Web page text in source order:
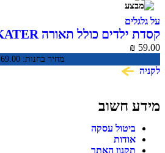
על גלגלים
קסדת ילדים כולל תאורה SKATER
מחיר בחנות:69.00
₪ 59.00
לקניה
מידע חשוב
ביטול עסקה
אודות
תקנון האתר